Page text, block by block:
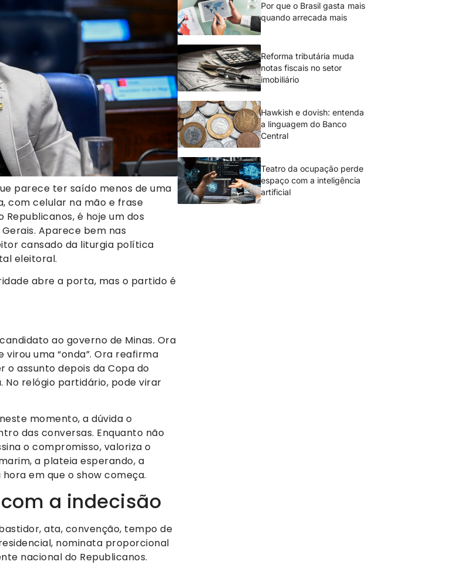
parece ter saído menos de uma
com celular na mão e frase
é hoje um dos
Aparece bem nas
cansado da liturgia política
eleitoral.
abre a porta, mas o partido é
ao governo de Minas. Ora
virou uma “onda”. Ora reafirma
o assunto depois da Copa do
No relógio partidário, pode virar
momento, a dúvida o
das conversas. Enquanto não
o compromisso, valoriza o
a plateia esperando, a
em que o show começa.
a indecisão
ata, convenção, tempo de
nominata proporcional
nacional do Republicanos.
Por que o Brasil gasta mais
quando arrecada mais
Reforma tributária muda
notas fiscais no setor
imobiliário
Hawkish e dovish: entenda
a linguagem do Banco
Central
Teatro da ocupação perde
espaço com a inteligência
artificial